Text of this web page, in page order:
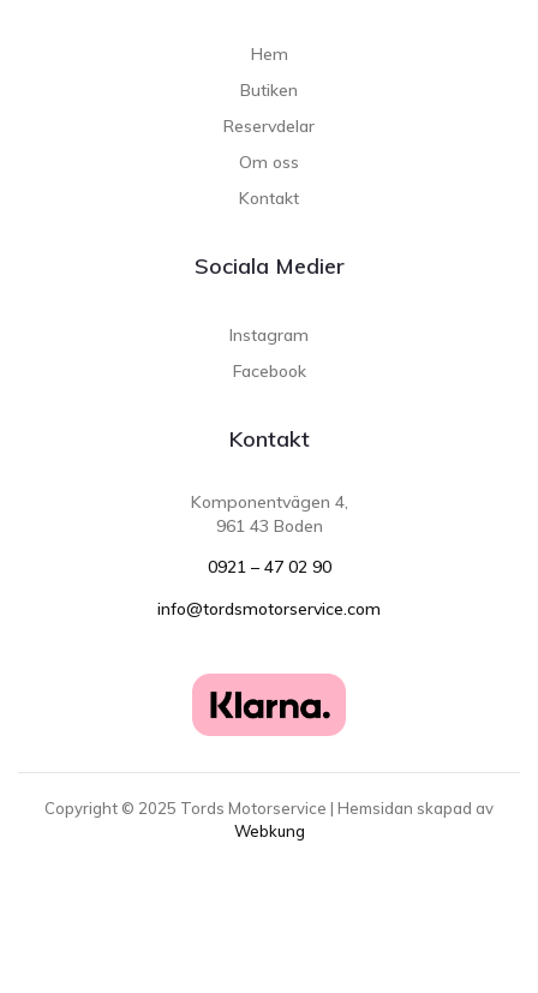
Hem
Butiken
Reservdelar
Om oss
Kontakt
Sociala Medier
Instagram
Facebook
Kontakt
Komponentvägen 4,
961 43 Boden
0921 – 47 02 90
info@tordsmotorservice.com
Copyright © 2025 Tords Motorservice | Hemsidan skapad av
Webkung